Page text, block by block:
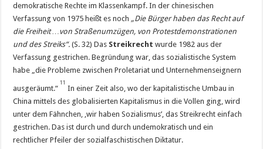
demokratische Rechte im Klassenkampf. In der chinesischen
Verfassung von 1975 heißt es noch „Die Bürger haben das Recht auf
die Freiheit …von Straßenumzügen, von Protestdemonstrationen
und des Streiks“. (S. 32) Das Streikrechtwurde 1982 aus der
Verfassung gestrichen. Begründung war, das sozialistische System
habe „die Probleme zwischen Proletariat und Unternehmenseignern
ausgeräumt.“
11
In einer Zeit also, wo der kapitalistische Umbau in
China mittels des globalisierten Kapitalismus in die Vollen ging, wird
unter dem Fähnchen, ‚wir haben Sozialismus’, das Streikrecht einfach
gestrichen. Das ist durch und durch undemokratisch und ein
rechtlicher Pfeiler der sozialfaschistischen Diktatur.